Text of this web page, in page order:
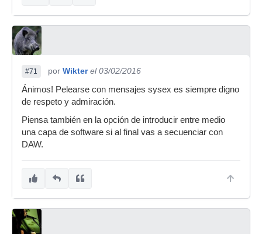
#71 por Wikter el 03/02/2016
Ánimos! Pelearse con mensajes sysex es siempre digno
de respeto y admiración.
Piensa también en la opción de introducir entre medio
una capa de software si al final vas a secuenciar con
DAW.